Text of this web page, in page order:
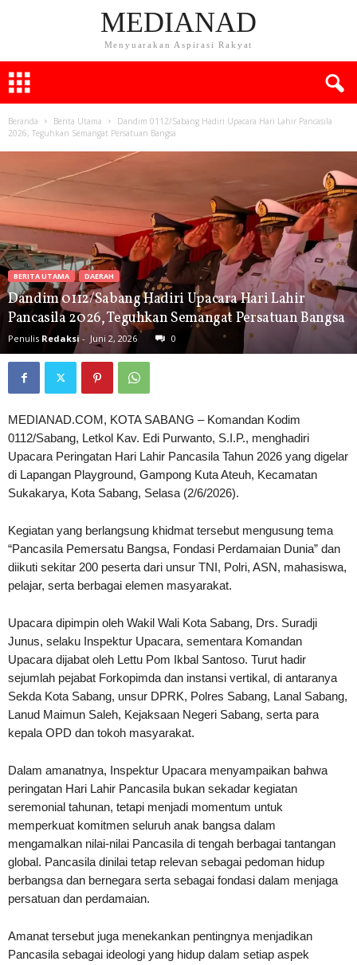
MEDIANAD
Menyuarakan Aspirasi Rakyat
Beranda Berita Utama
Dandim 0112/Sabang Hadiri Upacara Hari Lahir Pancasila
2026, Teguhkan Semangat Persatuan Bangsa
BERITA UTAMA DAERAH
Dandim 0112/Sabang Hadiri Upacara Hari Lahir
Pancasila 2026, Teguhkan Semangat Persatuan Bangsa
Penulis Redaksi- Juni 2, 2026 0
MEDIANAD.COM, KOTA SABANG – Komandan Kodim
0112/Sabang, Letkol Kav. Edi Purwanto, S.I.P., menghadiri
Upacara Peringatan Hari Lahir Pancasila Tahun 2026 yang digelar
di Lapangan Playground, Gampong Kuta Ateuh, Kecamatan
Sukakarya, Kota Sabang, Selasa (2/6/2026).
Kegiatan yang berlangsung khidmat tersebut mengusung tema
“Pancasila Pemersatu Bangsa, Fondasi Perdamaian Dunia” dan
diikuti sekitar 200 peserta dari unsur TNI, Polri, ASN, mahasiswa,
pelajar, serta berbagai elemen masyarakat.
Upacara dipimpin oleh Wakil Wali Kota Sabang, Drs. Suradji
Junus, selaku Inspektur Upacara, sementara Komandan
Upacara dijabat oleh Lettu Pom Ikbal Santoso. Turut hadir
sejumlah pejabat Forkopimda dan instansi vertikal, di antaranya
Sekda Kota Sabang, unsur DPRK, Polres Sabang, Lanal Sabang,
Lanud Maimun Saleh, Kejaksaan Negeri Sabang, serta para
kepala OPD dan tokoh masyarakat.
Dalam amanatnya, Inspektur Upacara menyampaikan bahwa
peringatan Hari Lahir Pancasila bukan sekadar kegiatan
seremonial tahunan, tetapi menjadi momentum untuk
memperkuat komitmen seluruh anak bangsa dalam
mengamalkan nilai-nilai Pancasila di tengah berbagai tantangan
global. Pancasila dinilai tetap relevan sebagai pedoman hidup
berbangsa dan bernegara serta sebagai fondasi dalam menjaga
persatuan dan perdamaian.
Amanat tersebut juga menekankan pentingnya menjadikan
Pancasila sebagai ideologi yang hidup dalam setiap aspek